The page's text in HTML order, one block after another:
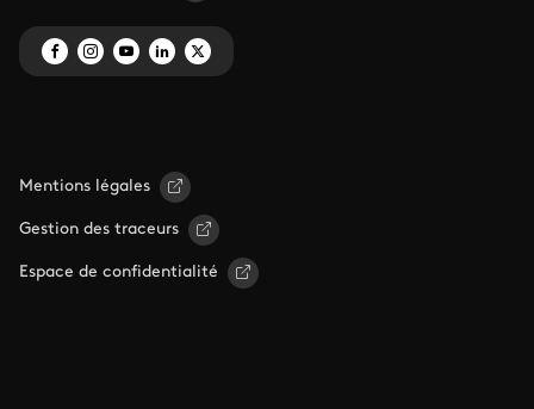
Mentions légales
Gestion des traceurs
Espace de confidentialité